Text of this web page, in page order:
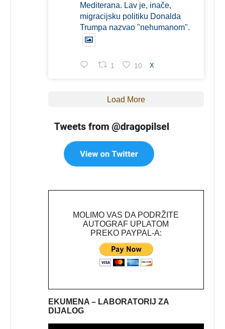
Mediterana. Lav je, inače,
migracijsku politiku Donalda
Trumpa nazvao "nehumanom".
1 10 X
Load More
MOLIMO VAS DA PODRŽITE
AUTOGRAF UPLATOM
PREKO PAYPAL-A:
EKUMENA – LABORATORIJ ZA
DIJALOG